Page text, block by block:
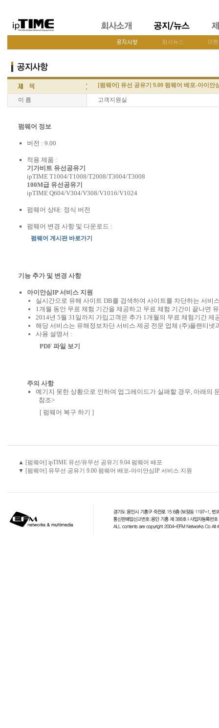
[펌웨어] 유선 공유기 9.00 펌웨어 배포-아이안
이 름 고객지원실
펌웨어 정보
버전 : 9.00
적용 제품 :
기가비트 유선공유기
ipTIME T1004/T1008/T2008/T3004/T3008
100M급 유선공유기
ipTIME Q604/V304/V308/V1016/V1024
펌웨어 상태: 정식 버전
펌웨어 변경 사항 및 다운로드 :
펌웨어 게시판 바로가기
기능 추가 및 변경 사항
아이안심IP 서비스 지원
실시간으로 유해 사이트 DB를 검색하여 사이트를 차단하는 서비
1개월 동안 무료 체험 기간을 제공하고 무료 체험 기간이 끝나면
2014년 5월 31일까지 가입고객은 추가 1개월의 무료 체험기간 제
해당 서비스는 유해정보차단 서비스 제공 전문 업체 (주)플랜티넷
사용 설명서 :
PDF 파일 보기
주의 사항
예기지 못한 상황으로 인하여 업그레이드가 실패할 경우, 아래의
참조>
[ 펌웨어 복구 하기 ]
▲ [펌웨어] ipTIME 유선/유무선 공유기 9.04 펌웨어 배포
▼ [펌웨어] 유무선 공유기 9.00 펌웨어 배포-아이안심IP 서비스 지원